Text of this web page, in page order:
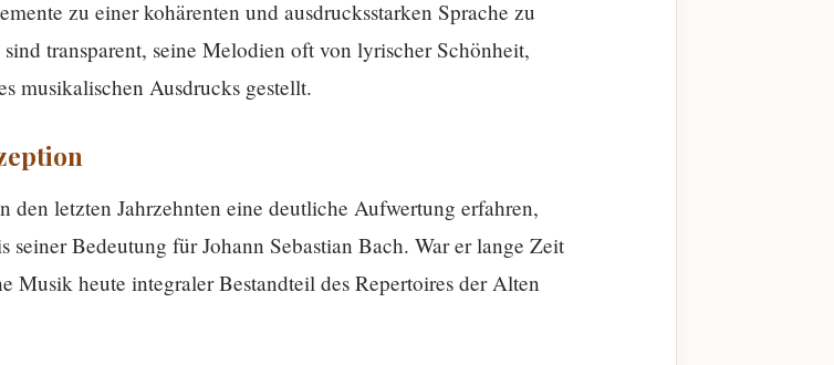
zu einer kohärenten und ausdrucksstarken Sprache zu
transparent, seine Melodien oft von lyrischer Schönheit,
musikalischen Ausdrucks gestellt.
letzten Jahrzehnten eine deutliche Aufwertung erfahren,
Bedeutung für Johann Sebastian Bach. War er lange Zeit
Musik heute integraler Bestandteil des Repertoires der Alten